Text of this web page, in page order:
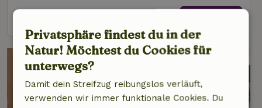
Privatsphäre findest du in der
Natur! Möchtest du Cookies für
unterwegs?
Damit dein Streifzug reibungslos verläuft,
verwenden wir immer funktionale Cookies. Du